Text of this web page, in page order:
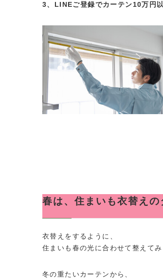
3、LINEご登録でカーテン10万円
春は、住まいも衣替えの
衣替えをするように、
住まいも春の光に合わせて整えてみ
冬の重たいカーテンから、